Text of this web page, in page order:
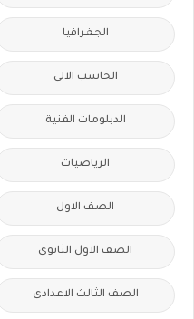
الجغرافيا
الحاسب الالى
الدبلومات الفنية
الرياضيات
الصف الاول
الصف الاول الثانوى
الصف الثالث الاعدادى